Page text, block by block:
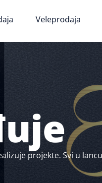
Veleprodaja
projekte. Svi u